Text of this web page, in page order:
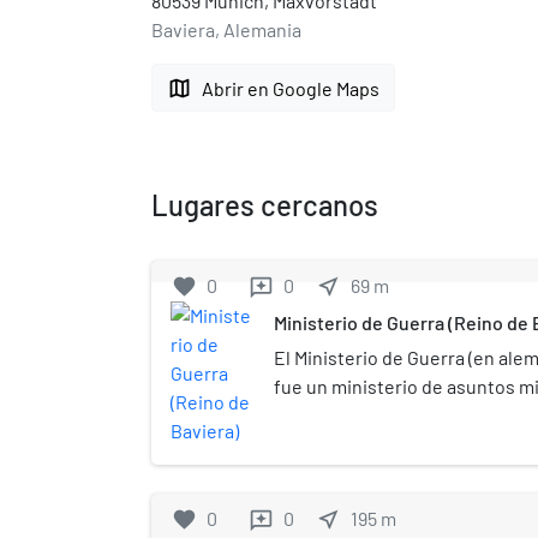
Baviera, Alemania
map Abrir en Google Maps
Lugares cercanos
favorite 0 reviews 0 near_me 69 m
Ministerio de Guerra (Reino de
El Ministerio de Guerra (en
fue un ministerio de asuntos
Baviera. Fue localizado en la
von Klenze entre 1824 y 1830,
favorite 0 reviews 0 near_me 195 m